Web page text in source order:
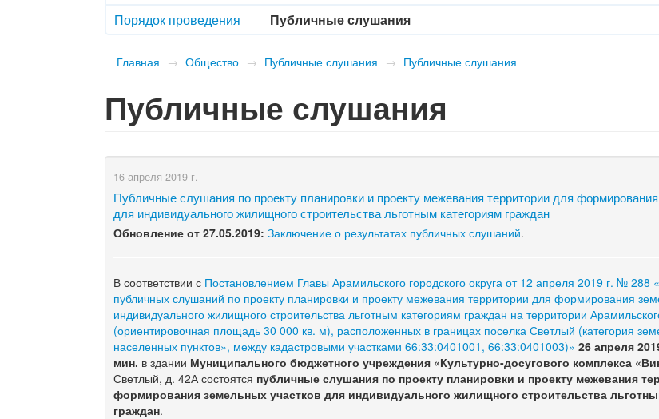
Порядок проведения
Публичные слушания
Главная → Общество → Публичные слушания → Публичные слушания
Публичные слушания
16 апреля 2019 г.
Публичные слушания по проекту планировки и проекту межевания территории для
для индивидуального жилищного строительства льготным категориям граждан
Обновление от 27.05.2019: Заключение о результатах публичных слушаний.
В соответствии с Постановлением Главы Арамильского городского округа от 12 апреля 2019 г. № 288
публичных слушаний по проекту планировки и проекту межевания территории для формирования
индивидуального жилищного строительства льготным категориям граждан на территории
(ориентировочная площадь 30 000 кв. м), расположенных в границах поселка Светлый (категория
населенных пунктов», между кадастровыми участками 66:33:0401001, 66:33:0401003)» 26 апреля
мин. в здании Муниципального бюджетного учреждения «Культурно-досугового комплекса
Светлый, д. 42А состоятся публичные слушания по проекту планировки и проекту межевания
формирования земельных участков для индивидуального жилищного строительства
граждан.